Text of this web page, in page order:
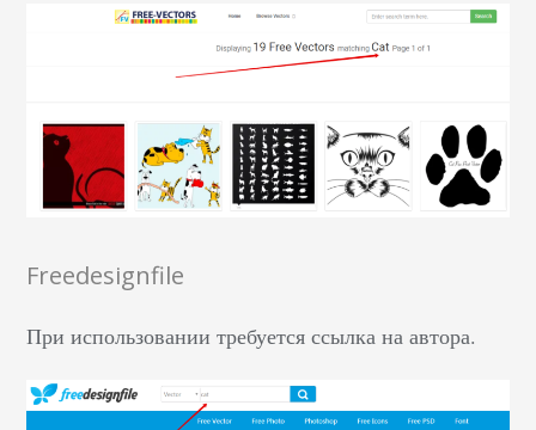
Freedesignfile
При использовании требуется ссылка на автора.